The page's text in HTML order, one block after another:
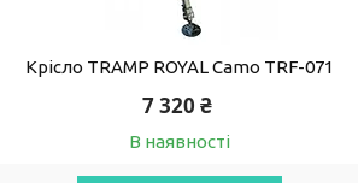
Крісло TRAMP ROYAL Camo TRF-071
7 320 ₴
В наявності